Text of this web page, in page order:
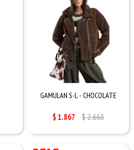
GAMULAN S-L - CHOCOLATE
$1.867 $2.668